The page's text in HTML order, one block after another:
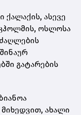
ასევე
ოსლოსა
გატარების
ახალი